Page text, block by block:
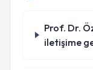
Prof. Dr.
iletişime